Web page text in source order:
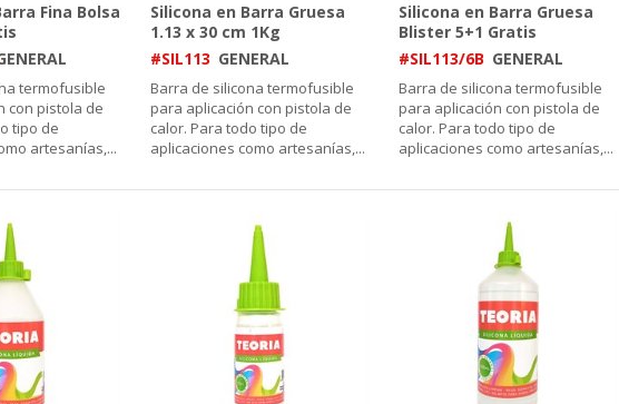
Fina Bolsa
termofusible
con pistola de
tipo de
artesanías,...
Silicona en Barra Gruesa
1.13 x 30 cm 1Kg
#SIL113 GENERAL
Barra de silicona termofusible
para aplicación con pistola de
calor. Para todo tipo de
aplicaciones como artesanías,...
Silicona en Barra Gruesa
Blister 5+1 Gratis
#SIL113/6B GENERAL
Barra de silicona termofusible
para aplicación con pistola de
calor. Para todo tipo de
aplicaciones como artesanías,...